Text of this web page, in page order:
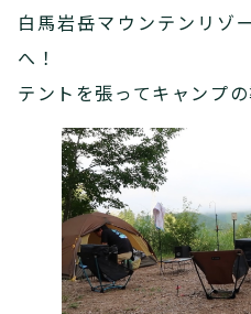
白馬岩岳マウンテンリゾ
へ！
テントを張ってキャンプ